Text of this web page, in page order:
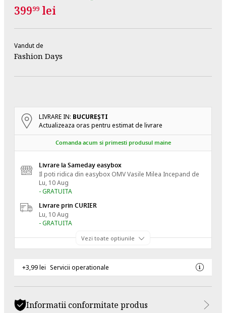
39999 lei
Vandut de
Fashion Days
LIVRARE IN: BUCUREŞTI
Actualizeaza oras pentru estimat de livrare
Comanda acum si primesti produsul maine
Livrare la Sameday easybox
Il poti ridica din easybox OMV Vasile Milea Incepand de
Lu, 10 Aug
- GRATUITA
Livrare prin CURIER
Lu, 10 Aug
- GRATUITA
Vezi toate optiunile
+3,99 lei Servicii operationale
Informatii conformitate produs